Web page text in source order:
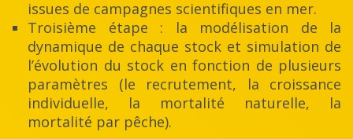
issues de campagnes scientifiques en mer.
Troisième étape : la modélisation de la
dynamique de chaque stock et simulation de
l’évolution du stock en fonction de plusieurs
paramètres (le recrutement, la croissance
individuelle, la mortalité naturelle, la
mortalité par pêche).